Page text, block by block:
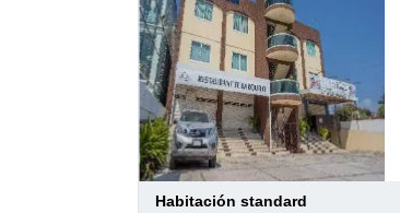
habitación standard